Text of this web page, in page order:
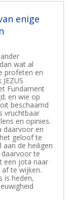
enige
wat al
profeten en
Fundament
en wie op
beschaamd
vruchtbaar
en opinies.
daarvoor en
geloof te
aan de heiligen
te
een jota naar
te wijken.
is heden,